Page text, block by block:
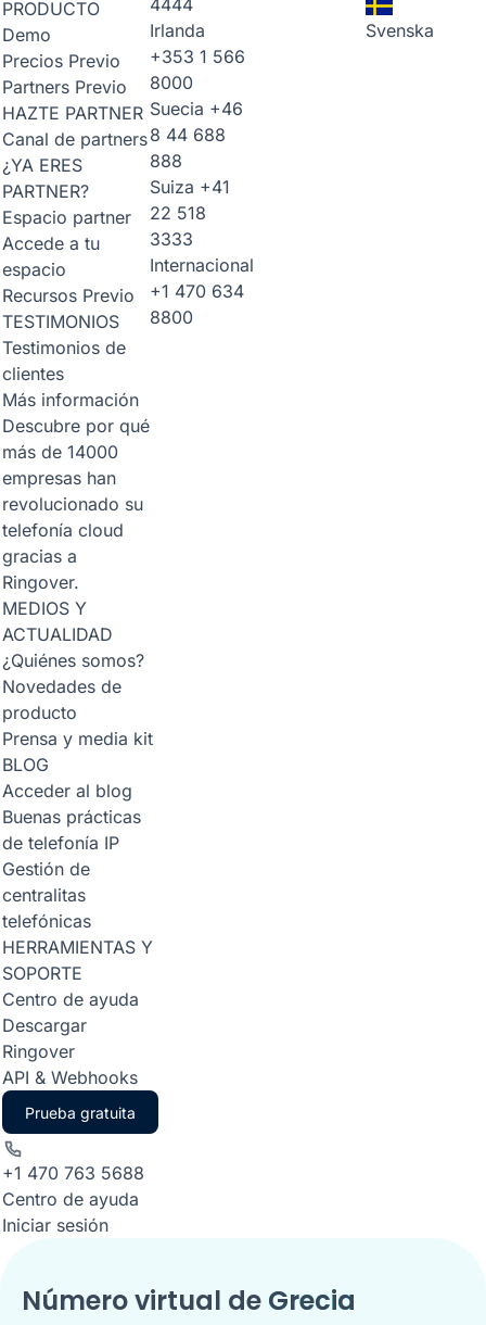
PRODUCTO
Demo
Precios Previo
Partners Previo
HAZTE PARTNER
Canal de partners
¿YA ERES
PARTNER?
Espacio partner
Accede a tu
espacio
Recursos Previo
TESTIMONIOS
Testimonios de
clientes
Más información
Descubre por qué
más de 14000
empresas han
revolucionado su
telefonía cloud
gracias a
Ringover.
MEDIOS Y
ACTUALIDAD
¿Quiénes somos?
Novedades de
producto
Prensa y media kit
BLOG
Acceder al blog
Buenas prácticas
de telefonía IP
Gestión de
centralitas
telefónicas
HERRAMIENTAS Y
SOPORTE
Centro de ayuda
Descargar
Ringover
API & Webhooks
Prueba gratuita
+1 470 763 5688
Centro de ayuda
Iniciar sesión
4444
Irlanda
+353 1 566
8000
Suecia +46
8 44 688
888
Suiza +41
22 518
3333
Internacional
+1 470 634
8800
Svenska
Número virtual de Grecia